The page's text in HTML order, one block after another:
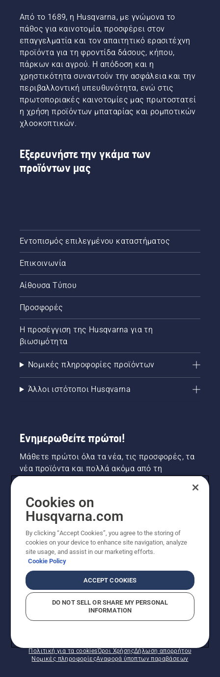
Από το 1689, η Husqvarna, με γνώμονα το
πάθος για καινοτομία, προσφέρει στον
επαγγελματία και τον απαιτητικό ερασιτέχνη
προϊόντα για τη φροντίδα δάσους, κήπου,
πάρκων και αγρού. Η απόδοση και η
χρηστικότητα συναντούν την ασφάλεια και την
περιβαλλοντική υπευθυνότητα, ενώ στις
πρωτοποριακές καινοτομίες μας πρωτοστατεί
η χρήση προϊόντων μπαταρίας και ρομποτικών
χλοοκοπτικών.
Εξερευνήστε την γκάμα των
προϊόντων μας
Εντοπισμός επιλεγμένου καταστήματος
Επικοινωνία
Αίθουσα Τύπου
Προσφορές
Η προσέγγιση της Husqvarna για τη
βιωσιμότητα
Νομικές πληροφορίες προϊόντων
Άλλοι ιστότοποι Husqvarna
Ενημερωθείτε πρώτοι!
Μάθετε πρώτοι όλα τα νέα, τις προσφορές, τα
νέα προϊόντα και πολλά ακόμα από τη
ΕΓΓΡΑΦΉ ΣΤΟ ΕΝΗΜΕΡΩΤΙΚΌ ΔΕΛΤΊΟ
© Husqvarna AB (δημοσ.) Με την επιφύλαξη παντός
Πολιτική για τα cookiesΌροι ΧρήσηςΔήλωση απορρήτου
Νομικές πληροφορίεςΑναφορά ύποπτων παραβάσεων
Cookies on
Husqvarna.com
By clicking “Accept Cookies”, you agree to the storing of
cookies on your device to enhance site navigation, analyze
site usage, and assist in our marketing efforts.
Cookie Policy
ACCEPT COOKIES
DO NOT SELL OR SHARE MY PERSONAL
INFORMATION